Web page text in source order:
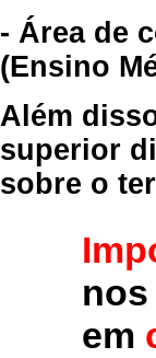
- Área de
(Ensino
Além
superior
sobre o
em